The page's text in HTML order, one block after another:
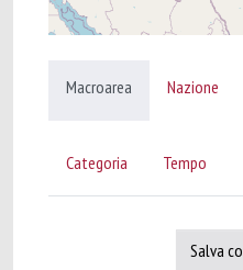
Macroarea Nazione
Categoria Tempo
Salva